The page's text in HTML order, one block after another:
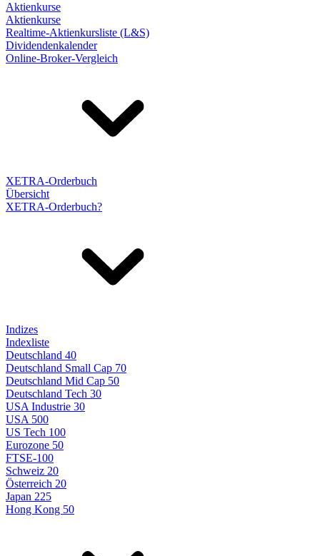
Aktienkurse
Aktienkurse
Realtime-Aktienkursliste (L&S)
Dividendenkalender
Online-Broker-Vergleich
XETRA-Orderbuch
Übersicht
XETRA-Orderbuch?
Indizes
Indexliste
Deutschland 40
Deutschland Small Cap 70
Deutschland Mid Cap 50
Deutschland Tech 30
USA Industrie 30
USA 500
US Tech 100
Eurozone 50
FTSE-100
Schweiz 20
Österreich 20
Japan 225
Hong Kong 50